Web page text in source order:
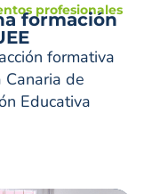
profesionales
formación
formativa
de
Educativa